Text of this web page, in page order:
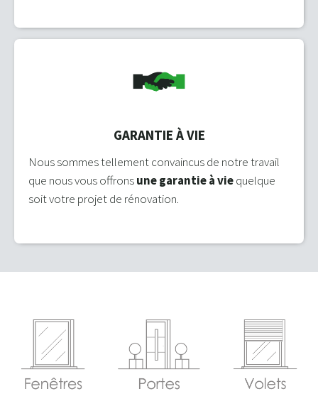
GARANTIE À VIE
Nous sommes tellement convaincus de notre travail
que nous vous offronsune garantie à viequelque
soit votre projet de rénovation.